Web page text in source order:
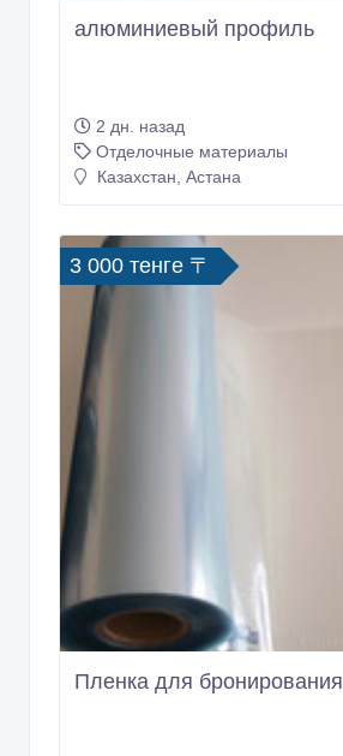
алюминиевый профиль
2 дн. назад
Отделочные материалы
Казахстан, Астана
3 000 тенге 〒
Пленка для бронирования